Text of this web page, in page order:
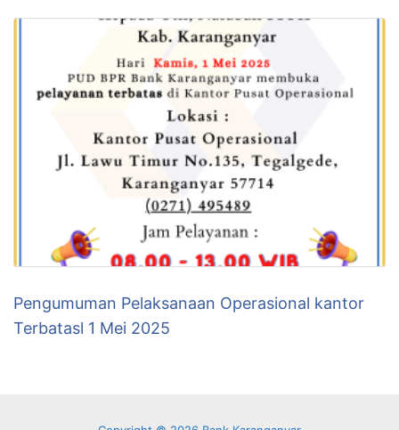
Pengumuman Pelaksanaan Operasional kantor
Terbatasl 1 Mei 2025